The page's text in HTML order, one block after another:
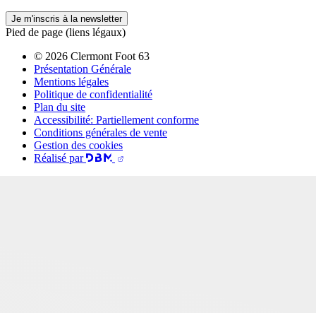
Je m'inscris à la newsletter
Pied de page (liens légaux)
© 2026 Clermont Foot 63
Présentation Générale
Mentions légales
Politique de confidentialité
Plan du site
Accessibilité: Partiellement conforme
Conditions générales de vente
Gestion des cookies
Réalisé par